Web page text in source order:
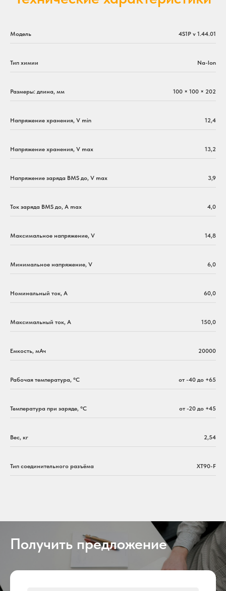
Модель 4S1P v 1.44.01
Тип химии Na-Ion
Размеры: длина, мм 100 × 100 × 202
Напряжение хранения, V min 12,4
Напряжение хранения, V max 13,2
Напряжение заряда BMS до, V max 3,9
Ток заряда BMS до, А max 4,0
Максимальное напряжение, V 14,8
Минимальное напряжение, V 6,0
Номинальный ток, A 60,0
Максимальный ток, A 150,0
Емкость, мАч 20000
Рабочая температура, °C от -40 до +65
Температура при заряде, °C от -20 до +45
Вес, кг 2,54
Тип соединительного разъёма XT90-F
Получить предложение